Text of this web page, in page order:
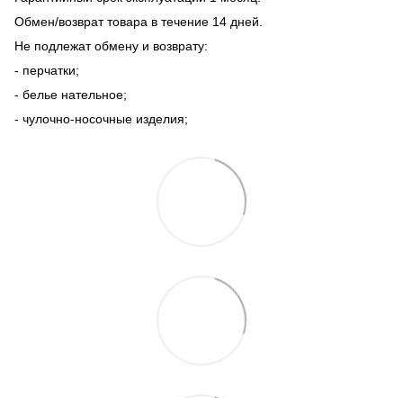
Обмен/возврат товара в течение 14 дней.
Не подлежат обмену и возврату:
- перчатки;
- белье нательное;
- чулочно-носочные изделия;